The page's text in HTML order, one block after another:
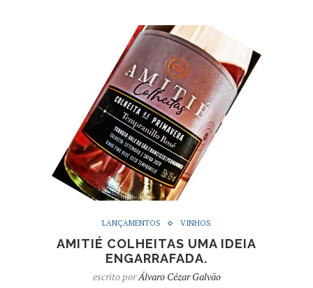
LANÇAMENTOS VINHOS
AMITIÉ COLHEITAS UMA IDEIA
ENGARRAFADA.
escrito porÁlvaro Cézar Galvão